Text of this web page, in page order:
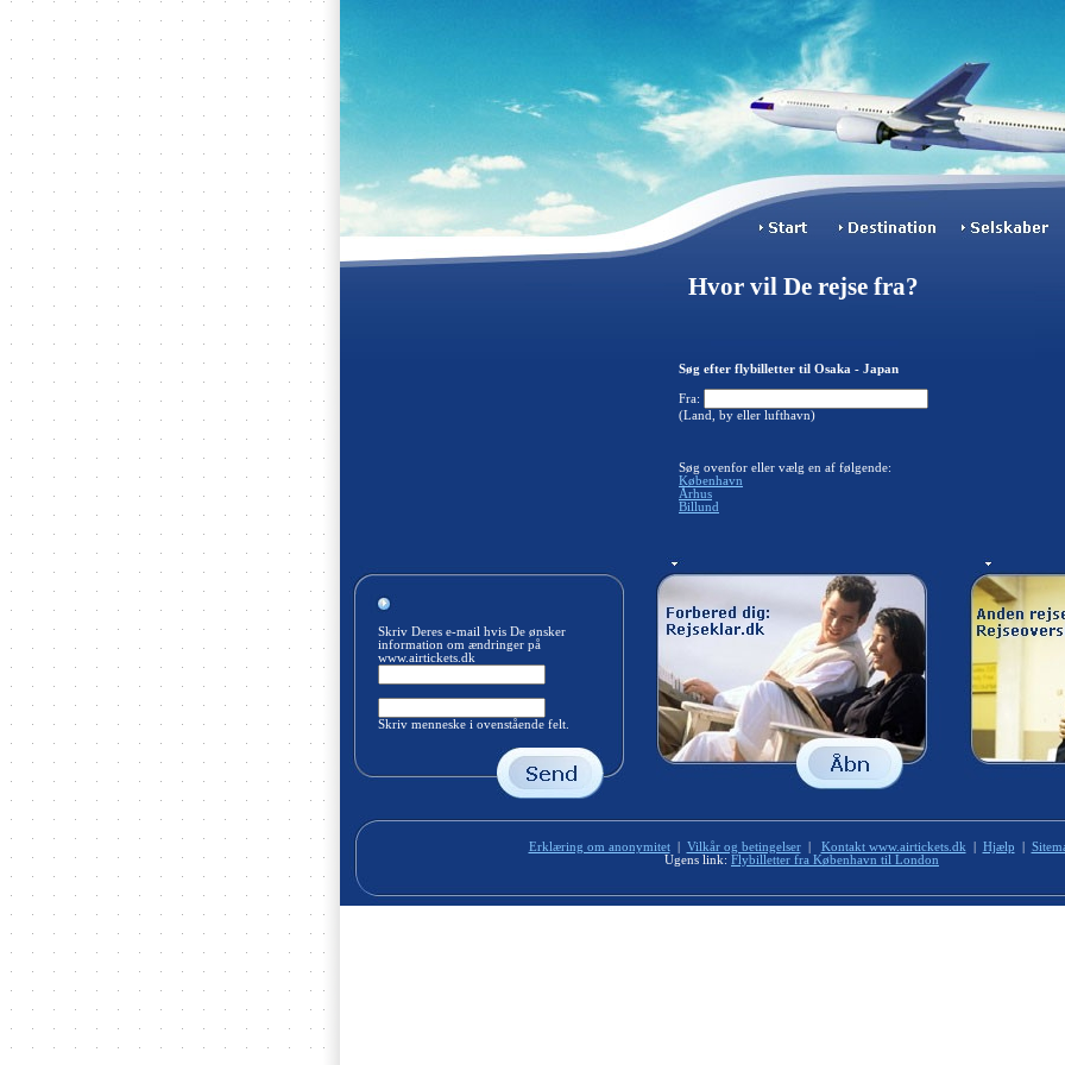
Hvor vil De rejse fra?
Søg efter flybilletter til Osaka - Japan
Fra:
(Land, by eller lufthavn)
Søg ovenfor eller vælg en af følgende:
København
Århus
Billund
Skriv Deres e-mail hvis De ønsker
information om ændringer på
www.airtickets.dk
Skriv menneske i ovenstående felt.
Erklæring om anonymitet| Vilkår og betingelser| Kontakt www.airtickets.dk Hjælp
Ugens link: Flybilletter fra København til London